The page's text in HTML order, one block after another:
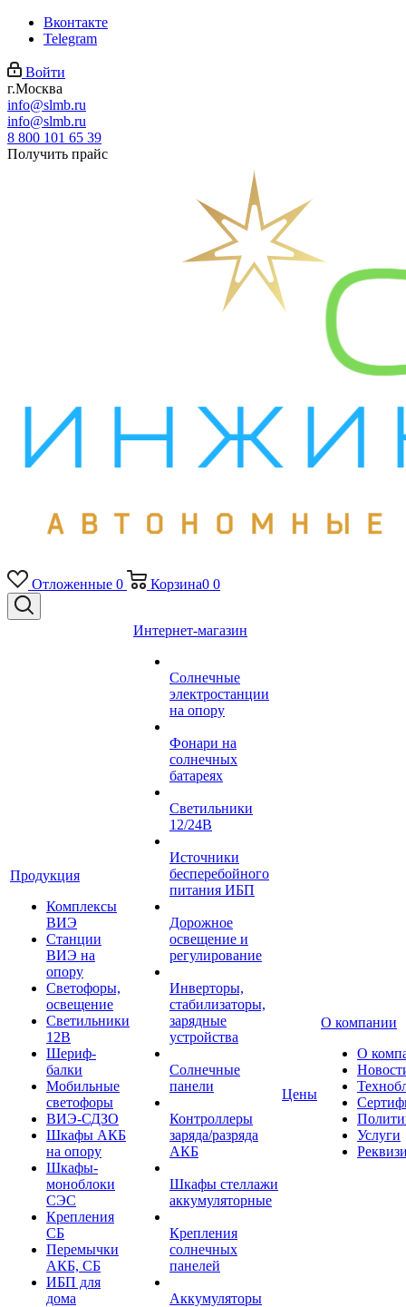
Вконтакте
Telegram
Войти
г.Москва
info@slmb.ru
info@slmb.ru
8 800 101 65 39
Получить прайс
Отложенные 0 Корзина0 0
Продукция
Комплексы
ВИЭ
Станции
ВИЭ на
опору
Светофоры,
освещение
Светильники
12В
Шериф-
балки
Мобильные
светофоры
ВИЭ-СДЗО
Шкафы АКБ
на опору
Шкафы-
моноблоки
СЭС
Крепления
СБ
Перемычки
АКБ, СБ
ИБП для
дома
Интернет-магазин
Солнечные
электростанции
на опору
Фонари на
солнечных
батареях
Светильники
12/24В
Источники
бесперебойного
питания ИБП
Дорожное
освещение и
регулирование
Инверторы,
стабилизаторы,
зарядные
устройства
Солнечные
панели
Контроллеры
заряда/разряда
АКБ
Шкафы стеллажи
аккумуляторные
Крепления
солнечных
панелей
Аккумуляторы
Цены
О компании
О
Услуги